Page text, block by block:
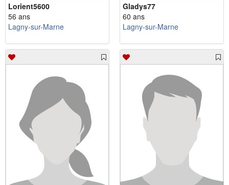
Lorient5600
56 ans
Lagny-sur-Marne
Gladys77
60 ans
Lagny-sur-Marne